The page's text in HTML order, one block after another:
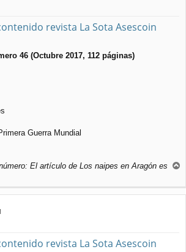
revista La Sota Asescoin
46 (Octubre 2017, 112 páginas)
Guerra Mundial
El artículo de Los naipes en Aragón es
i
revista La Sota Asescoin